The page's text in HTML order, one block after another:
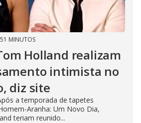
MINUTOS
Holland realizam
intimista no
diz site
a temporada de tapetes
Aranha: Um Novo Dia,
teriam reunido...